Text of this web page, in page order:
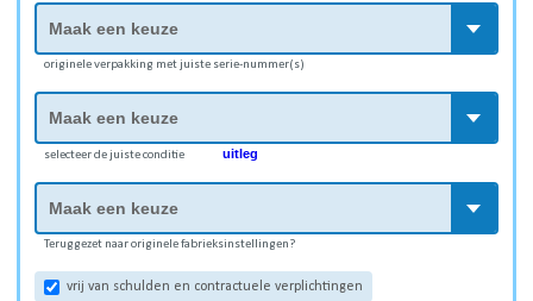
originele verpakking met juiste serie-nummer(s)
selecteer de juiste conditie uitleg
Teruggezet naar originele fabrieksinstellingen?
vrij van schulden en contractuele verplichtingen